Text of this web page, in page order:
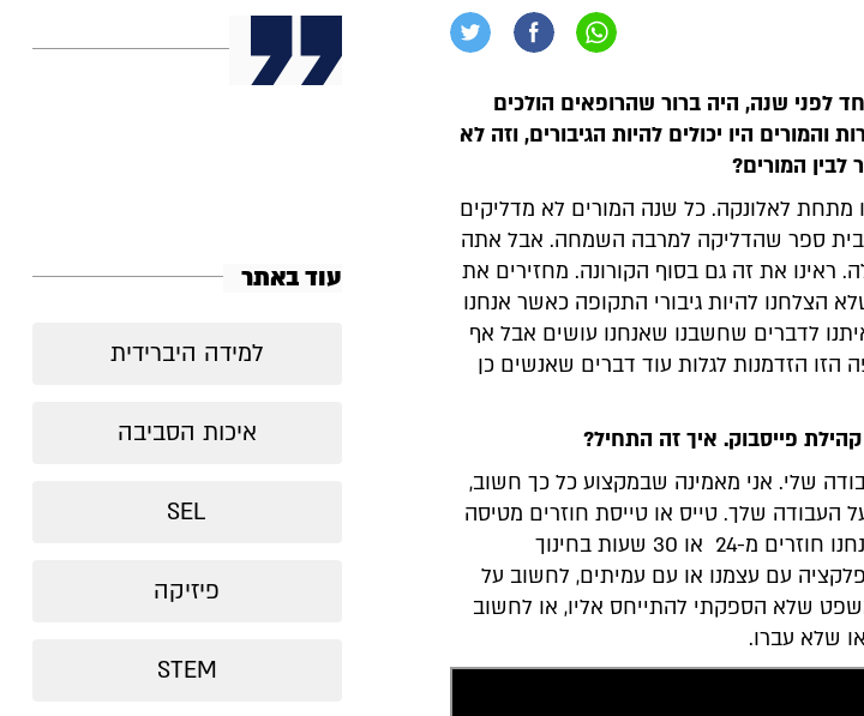
לפני שנה, היה ברור שהרופאים הולכים
והמורים היו יכולים להיות הגיבורים, וזה לא
לבין המורים?
לאלונקה. כל שנה המורים לא מדליקים
ספר שהדליקה למרבה השמחה. אבל אתה
ראינו את זה גם בסוף הקורונה. מחזירים את
הצלחנו להיות גיבורי התקופה כאשר אנחנו
לדברים שחשבנו שאנחנו עושים אבל אף
הזדמנות לגלות עוד דברים שאנשים כן
פייסבוק. איך זה התחיל?
שלי. אני מאמינה שבמקצוע כל כך חשוב,
העבודה שלך. טייס או טייסת חוזרים מטיסה
ועושים תחקור על העבודה שלהם, ואנחנו חוזרים מ-24 או 30 שעות בחינוך
עם עצמנו או עם עמיתים, לחשוב על
שלא הספקתי להתייחס אליו, או לחשוב
שלא עברו.
עוד באתר
למידה היברידית
איכות הסביבה
SEL
פיזיקה
STEM